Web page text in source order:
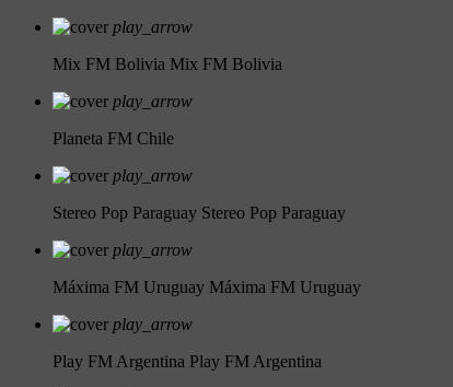
play_arrow
Mix FM Bolivia Mix FM Bolivia
play_arrow
Planeta FM Chile
play_arrow
Stereo Pop Paraguay Stereo Pop Paraguay
play_arrow
Máxima FM Uruguay Máxima FM Uruguay
play_arrow
Play FM Argentina Play FM Argentina